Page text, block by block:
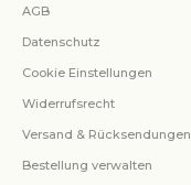
AGB
Datenschutz
Cookie Einstellungen
Widerrufsrecht
Versand & Rücksendungen
Bestellung verwalten